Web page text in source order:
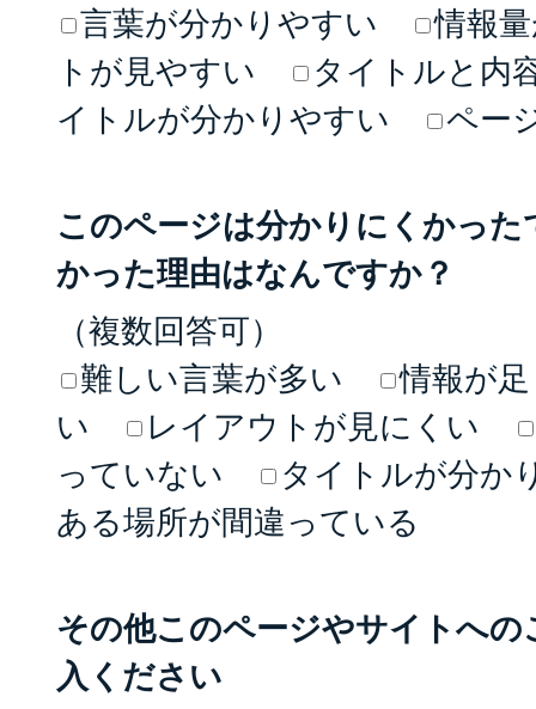
言葉が分かりやすい
情報
トが見やすい
タイトルと内
イトルが分かりやすい
ペー
このページは分かりにくかっ
かった理由はなんですか？
（複数回答可）
難しい言葉が多い
情報が
い
レイアウトが見にくい
っていない
タイトルが分か
ある場所が間違っている
その他このページやサイトへ
入ください